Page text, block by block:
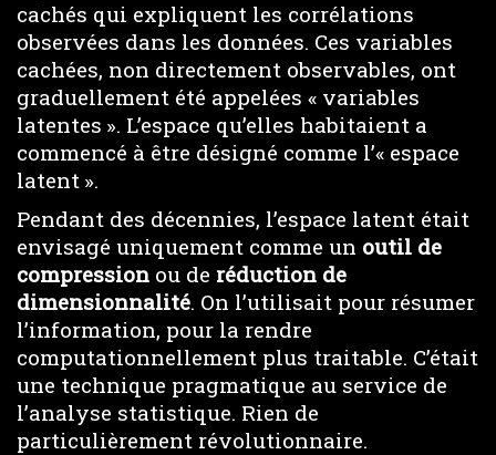
cachés qui expliquent les corrélations
observées dans les données. Ces variables
cachées, non directement observables, ont
graduellement été appelées « variables
latentes ». L’espace qu’elles habitaient a
commencé à être désigné comme l’« espace
latent ».
Pendant des décennies, l’espace latent était
envisagé uniquement comme un outil de
compression ou de réduction de
dimensionnalité. On l’utilisait pour résumer
l’information, pour la rendre
computationnellement plus traitable. C’était
une technique pragmatique au service de
l’analyse statistique. Rien de
particulièrement révolutionnaire.